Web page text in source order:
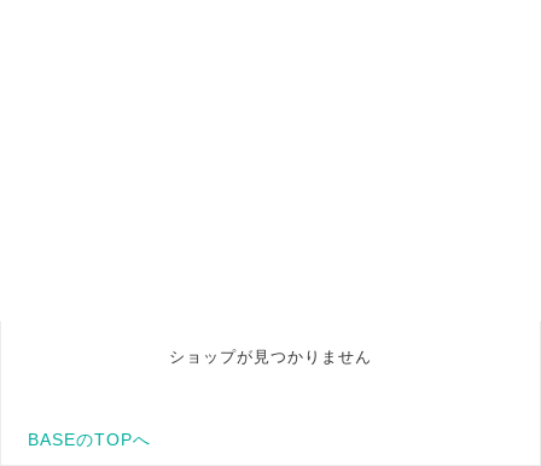
ショップが見つかりません
BASEのTOPへ